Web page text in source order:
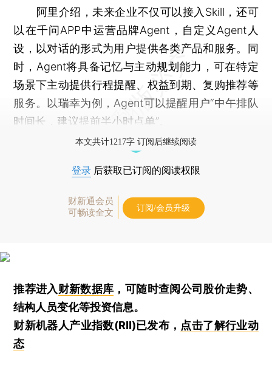
阿里介绍，未来企业不仅可以接入Skill，还可
以在千问APP中运营品牌Agent，自定义Agent人
设，以对话的形式为用户提供各类产品和服务。同
时，Agent将具备记忆与主动规划能力，可在特定
场景下主动提供行程提醒、权益到期、复购推荐等
服务。以瑞幸为例，Agent可以提醒用户“中午排队
时间长，建议提前半小时点单”。
本文共计1217字 订阅后继续阅读
登录 后获取已订阅的阅读权限
财新通会员
可畅读全文
订阅/会员升级
推荐进入财新数据库 ，可随时查阅公司股价走势、
结构人员变化等投资信息。
财新机器人产业指数(RII)已发布， 点击了解行业动
态